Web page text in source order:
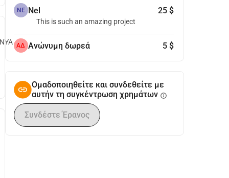
NE Nel 25 $
This is such an amazing project
ΑΔ Ανώνυμη δωρεά 5 $
Ομαδοποιηθείτε και συνδεθείτε με
αυτήν τη συγκέντρωση χρημάτων info
Συνδέστε Έρανος